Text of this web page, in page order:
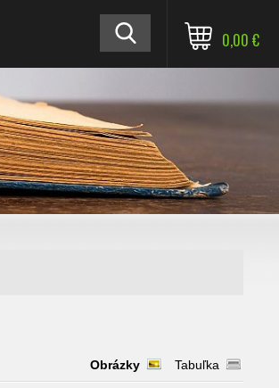
0,00 €
Obrázky Tabuľka